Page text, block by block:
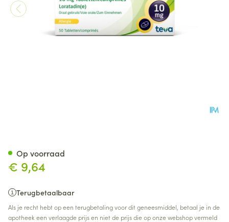
€ 9,64
Terugbetaalbaar
Als je recht hebt op een terugbetaling voor dit geneesmiddel, betaal je in de
apotheek een verlaagde prijs en niet de prijs die op onze webshop vermeld
Op voorraad